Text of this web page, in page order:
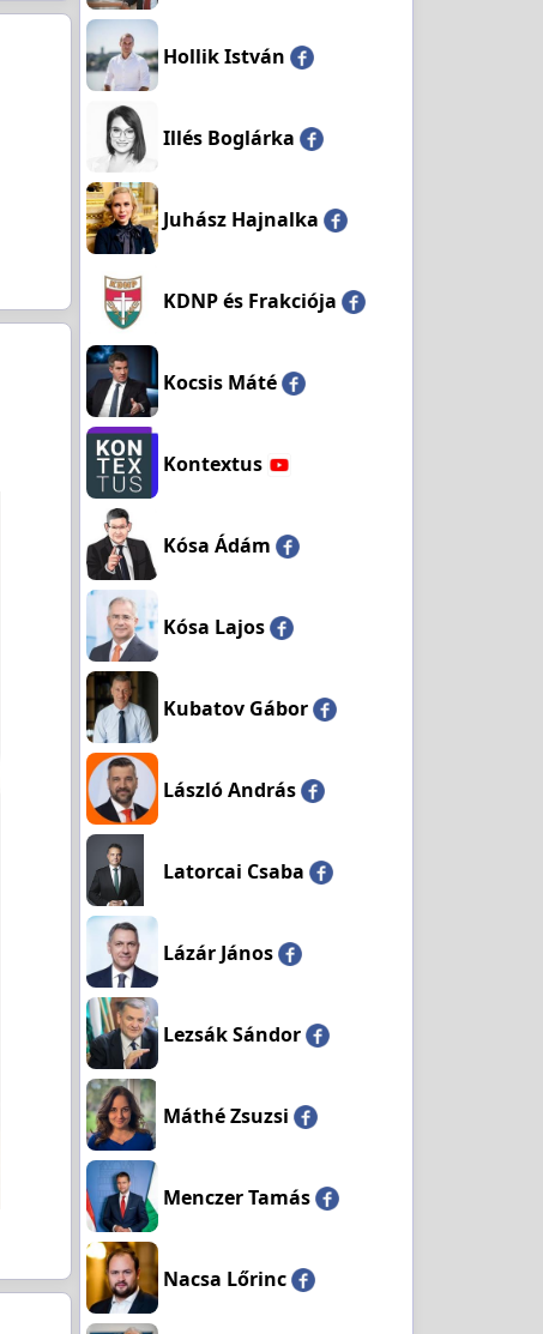
Hollik István
Illés Boglárka
Juhász Hajnalka
KDNP és Frakciója
Kocsis Máté
Kontextus
Kósa Ádám
Kósa Lajos
Kubatov Gábor
László András
Latorcai Csaba
Lázár János
Lezsák Sándor
Máthé Zsuzsi
Menczer Tamás
Nacsa Lőrinc